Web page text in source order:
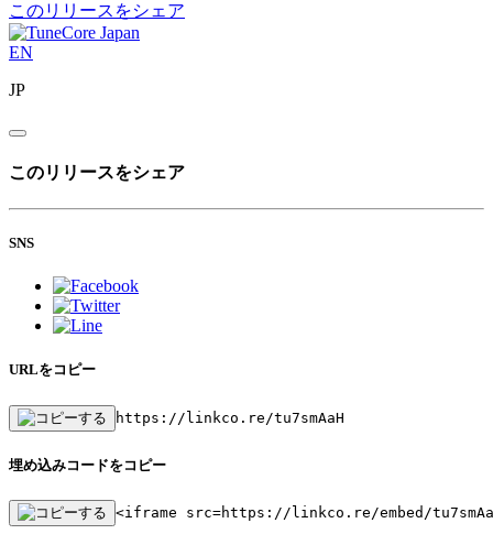
このリリースをシェア
EN
JP
このリリースをシェア
SNS
URLをコピー
https://linkco.re/tu7smAaH
埋め込みコードをコピー
<iframe src=https://linkco.re/embed/